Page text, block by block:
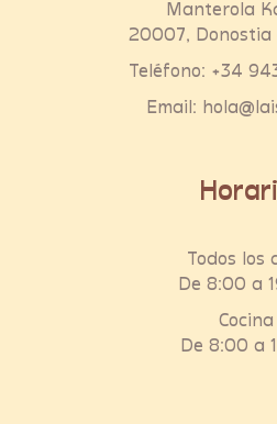
Manterola
20007, Donostia
Teléfono: +34
Email:
Todos los
De 8:00 a
Cocina
De 8:00 a